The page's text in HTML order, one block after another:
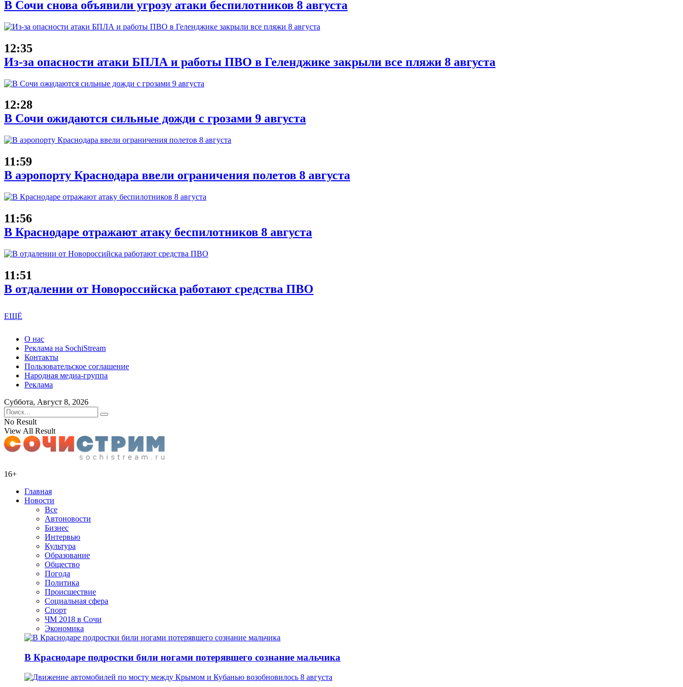
В Сочи снова объявили угрозу атаки беспилотников 8 августа
12:35
Из-за опасности атаки БПЛА и работы ПВО в Геленджике закрыли все пляжи 8 августа
12:28
В Сочи ожидаются сильные дожди с грозами 9 августа
11:59
В аэропорту Краснодара ввели ограничения полетов 8 августа
11:56
В Краснодаре отражают атаку беспилотников 8 августа
11:51
В отдалении от Новороссийска работают средства ПВО
ЕЩЁ
О нас
Реклама на SochiStream
Контакты
Пользовательское соглашение
Народная медиа-группа
Реклама
Суббота, Август 8, 2026
No Result
View All Result
16+
Главная
Новости
Все
Автоновости
Бизнес
Интервью
Культура
Образование
Общество
Погода
Политика
Происшествие
Социальная сфера
Спорт
ЧМ 2018 в Сочи
Экономика
В Краснодаре подростки били ногами потерявшего сознание мальчика